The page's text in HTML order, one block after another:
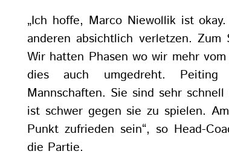
„Ich hoffe, Marco Niewollik ist
anderen absichtlich verletzen. Zum
Wir hatten Phasen wo wir mehr
dies auch umgedreht.
Mannschaften. Sie sind sehr
ist schwer gegen sie zu spielen.
Punkt zufrieden sein“, so Head-
die Partie.